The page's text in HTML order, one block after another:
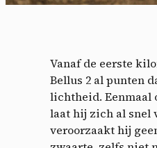
Vanaf de eerste
Bellus 2 al punten
lichtheid. Eenmaal
laat hij zich al snel
veroorzaakt hij